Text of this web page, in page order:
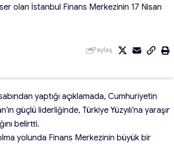
olan İstanbul Finans Merkezinin 17 Nisan
Paylaş
yaptığı açıklamada, Cumhuriyetin
güçlü liderliğinde, Türkiye Yüzyılı’na yaraşır
belirtti.
yolunda Finans Merkezinin büyük bir